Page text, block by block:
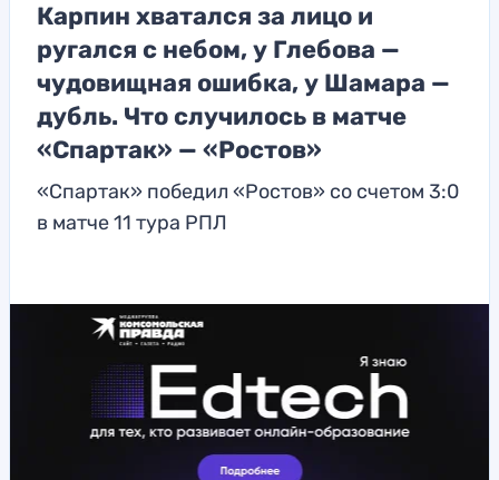
Карпин хватался за лицо и
ругался с небом, у Глебова —
чудовищная ошибка, у Шамара —
дубль. Что случилось в матче
«Спартак» — «Ростов»
«Спартак» победил «Ростов» со счетом 3:0
в матче 11 тура РПЛ